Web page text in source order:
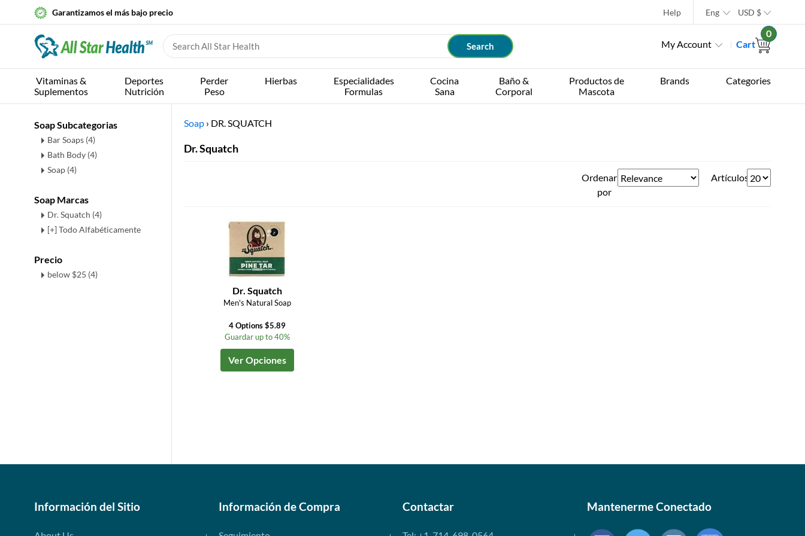
Garantizamos el más bajo precio Help Eng USD $
My Account Cart
0
Vitaminas &
Suplementos
Deportes
Nutrición
Perder
Peso
Hierbas
Especialidades
Formulas
Cocina
Sana
Baño &
Corporal
Productos de
Mascota
Brands Categories
Soap Subcategorias
Bar Soaps (4)
Bath Body (4)
Soap (4)
Soap Marcas
Dr. Squatch (4)
[+] Todo Alfabéticamente
Precio
below $25 (4)
Soap › DR. SQUATCH
Dr. Squatch
Ordenar
por
Artículos
Dr. Squatch
Men's Natural Soap
4 Options $5.89
Guardar up to 40%
Ver Opciones
Información del Sitio Información de Compra Contactar Mantenerme Conectado